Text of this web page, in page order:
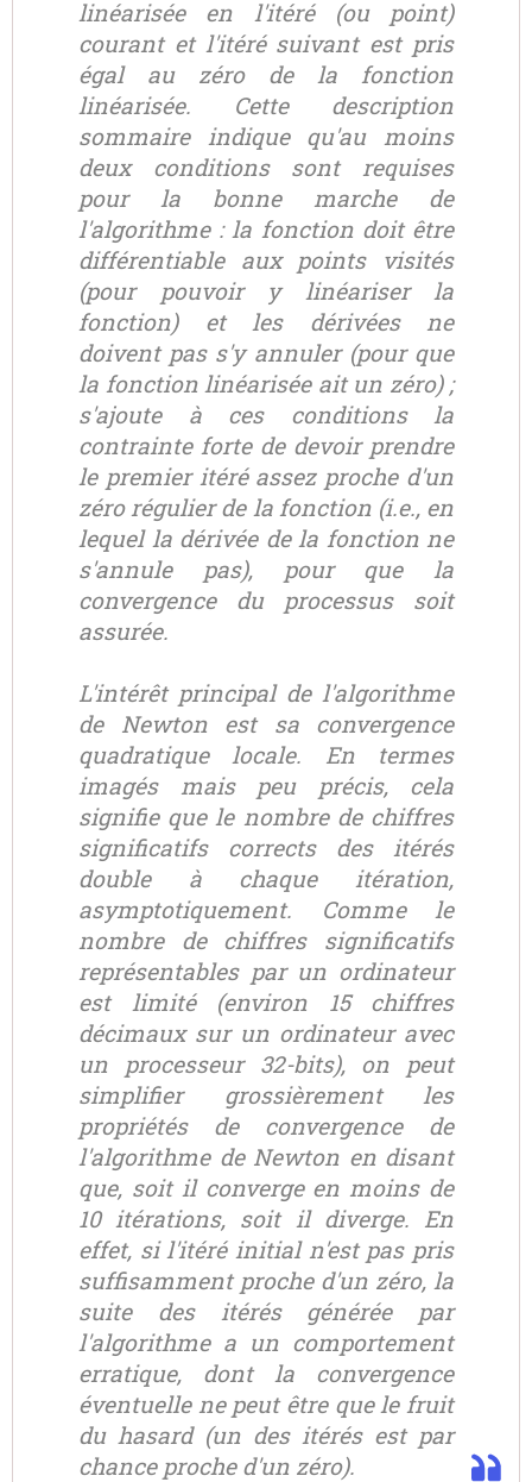
linéarisée en l'itéré (ou point)
courant et l'itéré suivant est pris
égal au zéro de la fonction
linéarisée. Cette description
sommaire indique qu'au moins
deux conditions sont requises
pour la bonne marche de
l'algorithme : la fonction doit être
différentiable aux points visités
(pour pouvoir y linéariser la
fonction) et les dérivées ne
doivent pas s'y annuler (pour que
la fonction linéarisée ait un zéro) ;
s'ajoute à ces conditions la
contrainte forte de devoir prendre
le premier itéré assez proche d'un
zéro régulier de la fonction (i.e., en
lequel la dérivée de la fonction ne
s'annule pas), pour que la
convergence du processus soit
assurée.
L'intérêt principal de l'algorithme
de Newton est sa convergence
quadratique locale. En termes
imagés mais peu précis, cela
signifie que le nombre de chiffres
significatifs corrects des itérés
double à chaque itération,
asymptotiquement. Comme le
nombre de chiffres significatifs
représentables par un ordinateur
est limité (environ 15 chiffres
décimaux sur un ordinateur avec
un processeur 32-bits), on peut
simplifier grossièrement les
propriétés de convergence de
l'algorithme de Newton en disant
que, soit il converge en moins de
10 itérations, soit il diverge. En
effet, si l'itéré initial n'est pas pris
suffisamment proche d'un zéro, la
suite des itérés générée par
l'algorithme a un comportement
erratique, dont la convergence
éventuelle ne peut être que le fruit
du hasard (un des itérés est par
chance proche d'un zéro).